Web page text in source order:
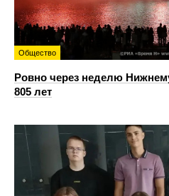
Общество
Ровно через неделю
805 лет